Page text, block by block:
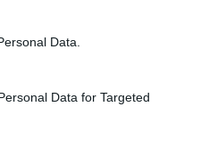
Data.
Data for Targeted